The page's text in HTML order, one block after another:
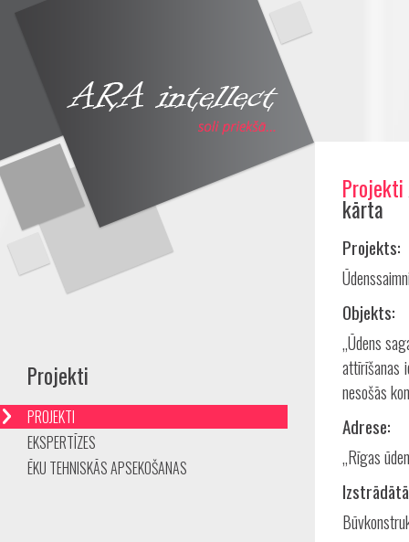
Projekti
PROJEKTI
EKSPERTĪZES
ĒKU TEHNISKĀS APSEKOŠANAS
Share
Projekti
kārta
Projekts:
Objekts:
„Ūdens
attīrīšanas
nesošās
Adrese:
„Rīgas